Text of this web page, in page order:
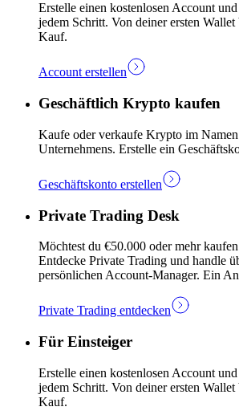
Erstelle einen kostenlosen Account
jedem Schritt. Von deiner ersten Wallet
Kauf.
Account erstellen
Geschäftlich Krypto kaufen
Kaufe oder verkaufe Krypto im Namen
Unternehmens. Erstelle ein
Geschäftskonto erstellen
Private Trading Desk
Möchtest du €50.000 oder mehr
Entdecke Private Trading und handle
persönlichen Account-Manager. Ein
Private Trading entdecken
Für Einsteiger
Erstelle einen kostenlosen Account
jedem Schritt. Von deiner ersten Wallet
Kauf.